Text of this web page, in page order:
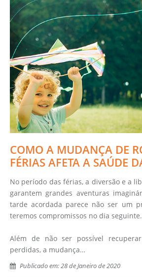
COMO A MUDANÇA DE
FÉRIAS AFETA A SAÚDE
No período das férias, a diversão e a
garantem grandes aventuras
tarde acordada parece não ser um
teremos compromissos no dia seguinte.
Além de não ser possível
perdidas, a mudança…
Publicado em: 28 de Janeiro de 2020